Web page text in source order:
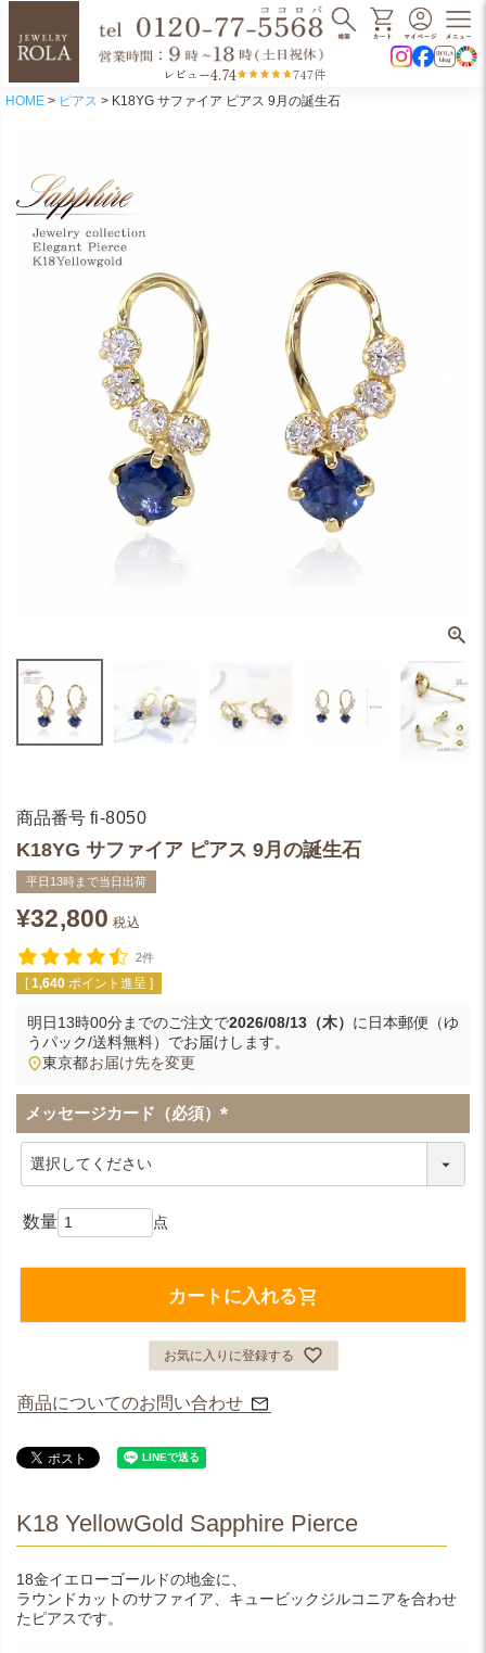
レビュー4.74 747件
HOME ピアス K18YG サファイア ピアス 9月の誕生石
商品番号 fi-8050
K18YG サファイア ピアス 9月の誕生石
平日13時まで当日出荷
¥32,800 税込
2件
[ 1,640 ポイント進呈 ]
明日13時00分までのご注文で2026/08/13（木） に 日本郵便（ゆ
うパック/送料無料） でお届けします。
東京都お届け先を変更
メッセージカード（必須）
(
カートに入れる
お気に入りに登録する
商品についてのお問い合わせ
K18 YellowGold Sapphire Pierce
18金イエローゴールドの地金に、
ラウンドカットのサファイア、キュービックジルコニアを合わせ
たピアスです。